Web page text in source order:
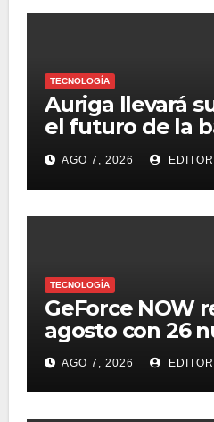
TECNOLOGÍA
Auriga llevará
el futuro de la
Digital Summit
AGO 7, 2026 EDITOR
TECNOLOGÍA
GeForce NOW
agosto con 26
AGO 7, 2026 EDITOR